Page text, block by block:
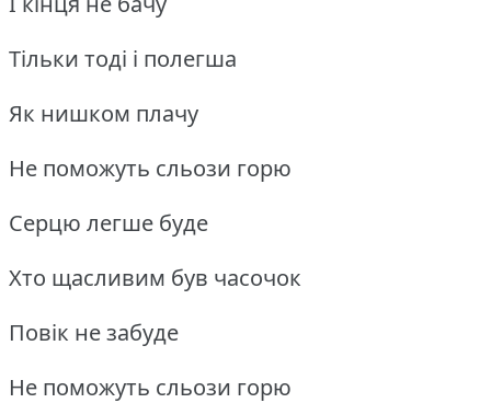
Тільки тоді і полегша
Як нишком плачу
Не поможуть сльози горю
Серцю легше буде
Хто щасливим був часочок
Повік не забуде
Не поможуть сльози горю